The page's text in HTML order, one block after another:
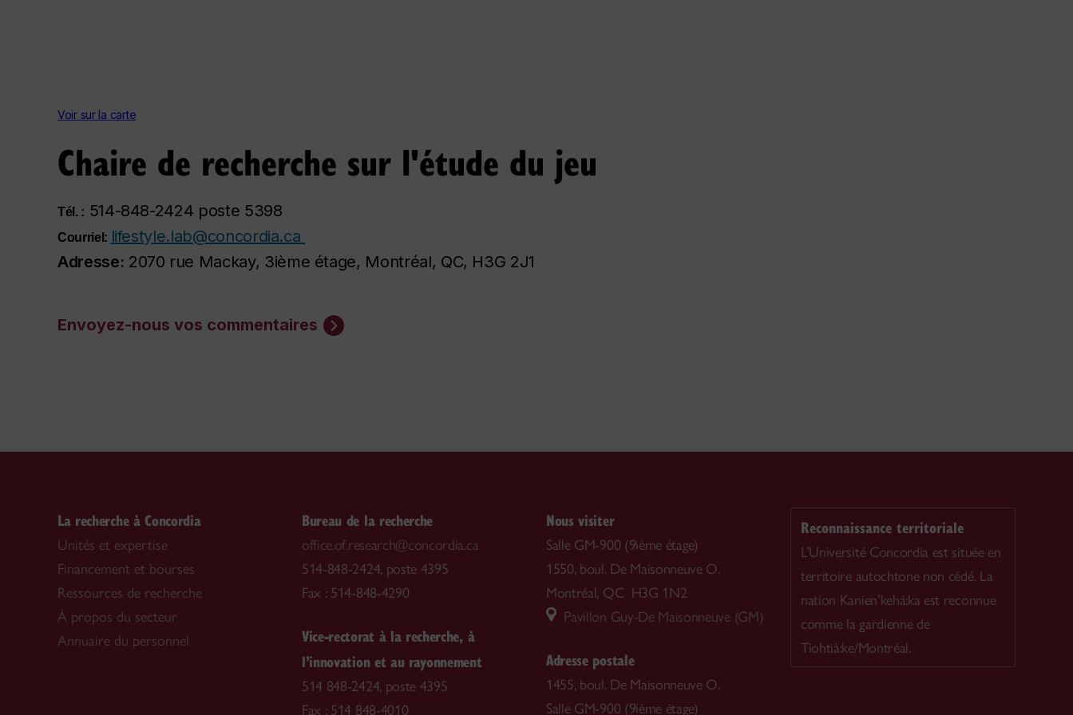
Voir sur la carte
Chaire de recherche sur l'étude du jeu
Tél. : 514-848-2424 poste 5398
Courriel: lifestyle.lab@concordia.ca
Adresse: 2070 rue Mackay, 3ième étage, Montréal, QC, H3G 2J1
Envoyez-nous vos commentaires
La recherche à Concordia
Unités et expertise
Financement et bourses
Ressources de recherche
À propos du secteur
Annuaire du personnel
Bureau de la recherche
office.of.research@concordia.ca
514-848-2424, poste 4395
Fax : 514-848-4290
Vice-rectorat à la recherche, à
l’innovation et au rayonnement
514 848-2424, poste 4395
Fax : 514 848-4010
Nous visiter
Salle GM-900 (9ième étage)
1550, boul. De Maisonneuve O.
Montréal, QC H3G 1N2
Pavillon Guy-De Maisonneuve (GM)
Adresse postale
1455, boul. De Maisonneuve O.
Salle GM-900 (9ième étage)
Reconnaissance territoriale
L’Université Concordia est située en
territoire autochtone non cédé. La
nation Kanien’kehá:ka est reconnue
comme la gardienne de
Tiohtià:ke/Montréal.